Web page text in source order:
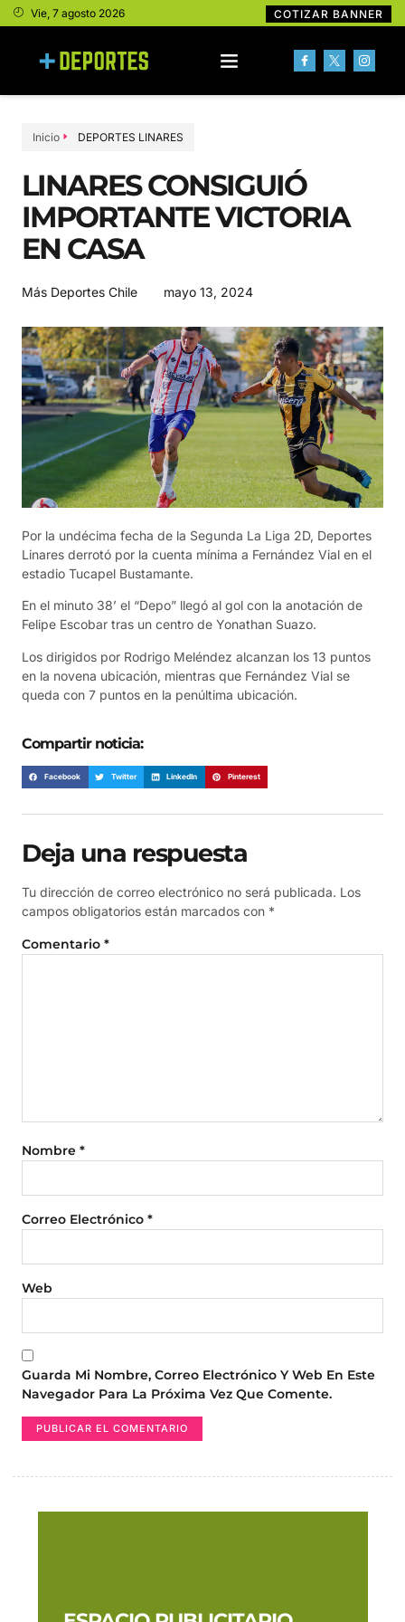
Vie, 7 agosto 2026 COTIZAR BANNER
Inicio DEPORTES LINARES
LINARES CONSIGUIÓ
IMPORTANTE VICTORIA
EN CASA
Más Deportes Chile mayo 13, 2024
Por la undécima fecha de la Segunda La Liga 2D, Deportes
Linares derrotó por la cuenta mínima a Fernández Vial en el
estadio Tucapel Bustamante.
En el minuto 38’ el “Depo” llegó al gol con la anotación de
Felipe Escobar tras un centro de Yonathan Suazo.
Los dirigidos por Rodrigo Meléndez alcanzan los 13 puntos
en la novena ubicación, mientras que Fernández Vial se
queda con 7 puntos en la penúltima ubicación.
Compartir noticia:
Facebook Twitter LinkedIn Pinterest
Deja una respuesta
Tu dirección de correo electrónico no será publicada. Los
campos obligatorios están marcados con *
Comentario *
Nombre *
Correo Electrónico *
Web
Guarda Mi Nombre, Correo Electrónico Y Web En Este
Navegador Para La Próxima Vez Que Comente.